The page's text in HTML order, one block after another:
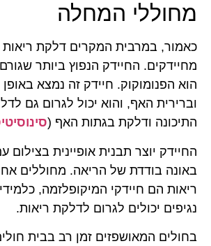
מחוללי המחלה
כאמור, במרבית המקרים דלקת ריאות
מחיידקים. החיידק הנפוץ ביותר
הוא הפנומוקוק. חיידק זה נמצא
וברירית האף, והוא יכול לגרום גם
התיכונה ודלקת בגתות האף (
החיידק יוצר תבנית אופיינית בצילום
באונה בודדת של הריאה. מחוללים
ריאות הם חיידקי המיקופלזמה,
נגיפים יכולים לגרום לדלקת ריאות.
בחולים המאושפזים זמן רב בבית